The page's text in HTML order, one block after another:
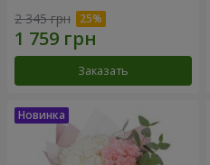
2 345 грн
Заказать